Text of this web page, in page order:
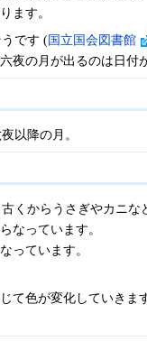
ます。
です (国立国会図書館
夜の月が出るのは日
以降の月。
くからうさぎやカニな
なっています。
っています。
て色が変化していきま